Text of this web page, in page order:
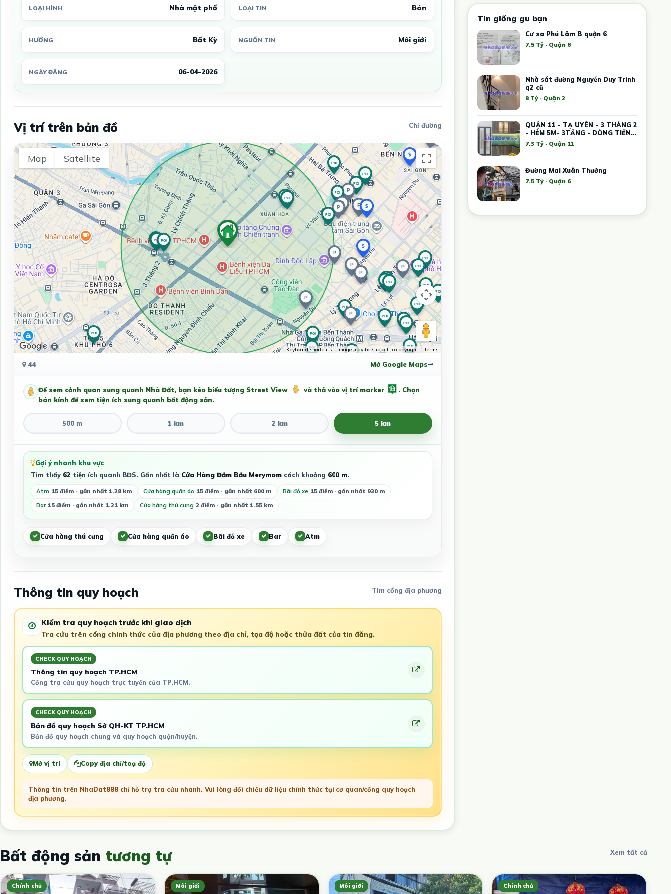
LOẠI HÌNH Nhà mặt phố LOẠI TIN Bán
HƯỚNG Bất Kỳ NGUỒN TIN Môi giới
NGÀY ĐĂNG 06-04-2026
Vị trí trên bản đồ Chỉ đường
Map Satellite
Keyboard shortcuts Image may be subject to copyright Terms
44 Mở Google Maps
Để xem cảnh quan xung quanh Nhà Đất, bạn kéo biểu tượng Street View và thả vào vị trí marker
. Chọn
bán kính để xem tiện ích xung quanh bất động sản.
500 m 1 km 2 km 5 km
Gợi ý nhanh khu vực
Tìm thấy 62 tiện ích quanh BĐS. Gần nhất là Cửa Hàng Đầm Bầu Merymomcách khoảng 600 m.
Atm 15 điểm · gần nhất 1.28 km Cửa hàng quần áo 15 điểm · gần nhất 600 m Bãi đỗ xe 15 điểm · gần nhất 930 m
Bar 15 điểm · gần nhất 1.21 km Cửa hàng thú cưng 2 điểm · gần nhất 1.55 km
Cửa hàng thú cưng Cửa hàng quần áo Bãi đỗ xe Bar Atm
Thông tin quy hoạch Tìm cổng địa phương
Kiểm tra quy hoạch trước khi giao dịch
Tra cứu trên cổng chính thức của địa phương theo địa chỉ, tọa độ hoặc thửa đất của tin đăng.
CHECK QUY HOẠCH
Thông tin quy hoạch TP.HCM
Cổng tra cứu quy hoạch trực tuyến của TP.HCM.
CHECK QUY HOẠCH
Bản đồ quy hoạch Sở QH-KT TP.HCM
Bản đồ quy hoạch chung và quy hoạch quận/huyện.
Mở vị trí Copy địa chỉ/toạ độ
Thông tin trên NhaDat888 chỉ hỗ trợ tra cứu nhanh. Vui lòng đối chiếu dữ liệu chính thức tại cơ quan/cổng quy hoạch
địa phương.
Tin giống gu bạn
Cư xa Phú Lâm B quận 6
7.5 Tỷ · Quận 6
Nhà sát đường Nguyễn Duy Trinh
q2 cũ
8 Tỷ · Quận 2
QUẬN 11 - TẠ UYÊN - 3 THÁNG 2
- HẺM 5M- 3TẦNG - DÒNG TIỀN
DƯỚI 20TR/THÁNG -
7.3 Tỷ · Quận 11
Đường Mai Xuân Thưởng
7.5 Tỷ · Quận 6
Bất động sản tương tự Xem tất cả
Chính chủ Môi giới Môi giới Chính chủ